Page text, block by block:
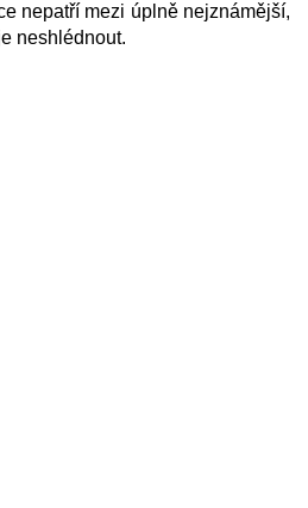
nepatří mezi úplně nejznámější,
neshlédnout.